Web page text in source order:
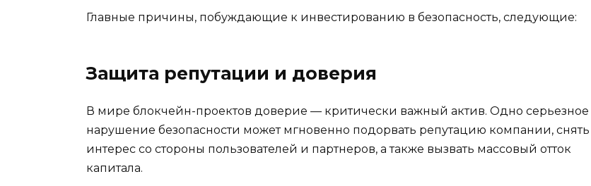
Главные причины, побуждающие к инвестированию в безопасность, следующие:
Защита репутации и доверия
В мире блокчейн-проектов доверие — критически важный актив. Одно серьезное
нарушение безопасности может мгновенно подорвать репутацию компании, снять
интерес со стороны пользователей и партнеров, а также вызвать массовый отток
капитала.